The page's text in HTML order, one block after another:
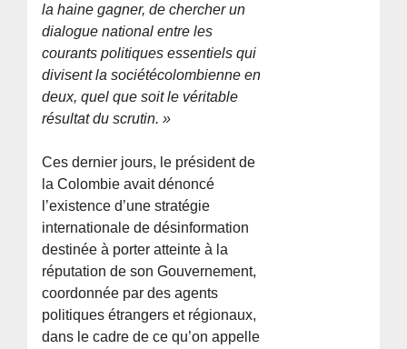
la haine gagner, de chercher un
dialogue national entre les
courants politiques essentiels qui
divisent la sociétécolombienne en
deux, quel que soit le véritable
résultat du scrutin. »
Ces dernier jours, le président de
la Colombie avait dénoncé
l’existence d’une stratégie
internationale de désinformation
destinée à porter atteinte à la
réputation de son Gouvernement,
coordonnée par des agents
politiques étrangers et régionaux,
dans le cadre de ce qu’on appelle